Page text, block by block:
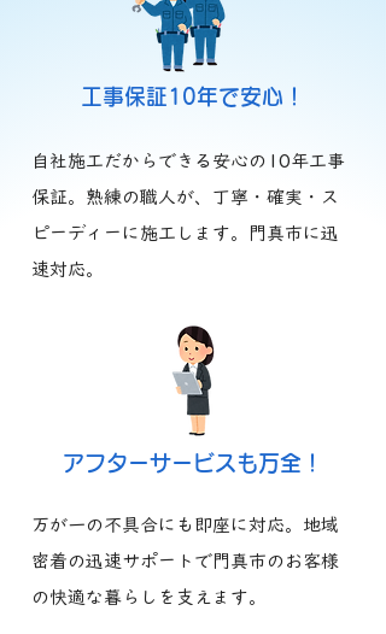
​工事保証10年で安心！
自社施工だからできる安心の10年工事
保証。熟練の職人が、丁寧・確実・ス
ピーディーに施工します。門真市に迅
速対応。
​アフターサービスも万全！
万が一の不具合にも即座に対応。地域
密着の迅速サポートで門真市のお客様
の快適な暮らしを支えます。